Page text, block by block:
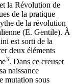
la Révolution de
de la pratique
de la révolution
(E. Gentile). À
est sorti de la
deux éléments
3. Dans ce creuset
naissance
mutation sous